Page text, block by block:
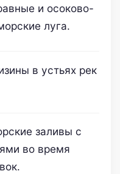
и осоково-
луга.
в устьях рек
заливы с
во время